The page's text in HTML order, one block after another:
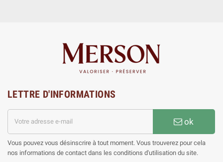
LETTRE D'INFORMATIONS
ok
Vous pouvez vous désinscrire à tout moment. Vous trouverez pour cela
nos informations de contact dans les conditions d'utilisation du site.